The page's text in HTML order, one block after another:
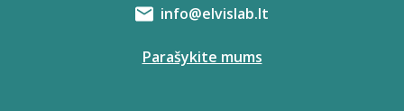
info@elvislab.lt
Parašykite mums